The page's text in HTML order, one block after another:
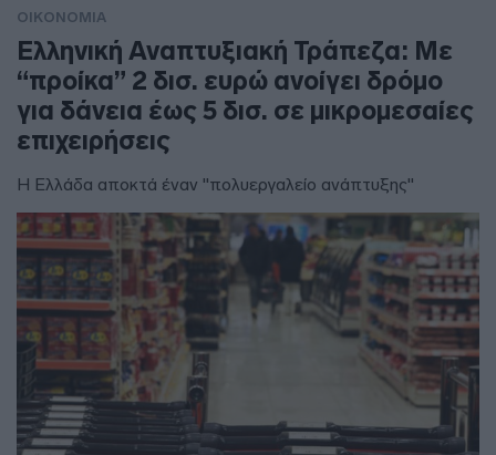
ΟΙΚΟΝΟΜΙΑ
Ελληνική Αναπτυξιακή Τράπεζα: Με
“προίκα” 2 δισ. ευρώ ανοίγει δρόμο
για δάνεια έως 5 δισ. σε μικρομεσαίες
επιχειρήσεις
Η Ελλάδα αποκτά έναν "πολυεργαλείο ανάπτυξης"